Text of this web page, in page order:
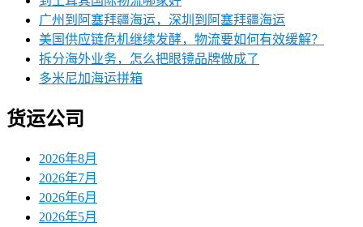
广州到阿塞拜疆海运，深圳到阿塞拜疆海运
美国供应链危机继续发酵，物流要如何有效缓解？
拆分海外业务，怎么把眼镜品牌做成了
多米尼加海运拼箱
货运公司
2026年8月
2026年7月
2026年6月
2026年5月